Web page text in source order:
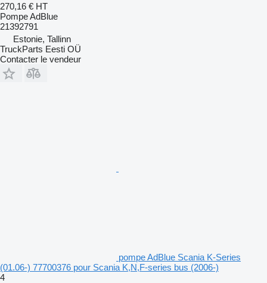
270,16 € HT
Pompe AdBlue
21392791
Estonie, Tallinn
TruckParts Eesti OÜ
Contacter le vendeur
pompe AdBlue Scania K-Series
(01.06-) 77700376 pour Scania K,N,F-series bus (2006-)
4